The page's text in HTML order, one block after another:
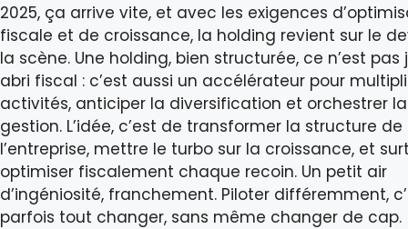
2025, ça arrive vite, et avec les exigences
fiscale et de croissance, la holding revient sur le
la scène. Une holding, bien structurée, ce n’est pas
abri fiscal : c’est aussi un accélérateur pour
activités, anticiper la diversification et orchestrer la
gestion. L’idée, c’est de transformer la structure de
l’entreprise, mettre le turbo sur la croissance, et
optimiser fiscalement chaque recoin. Un petit air
d’ingéniosité, franchement. Piloter différemment,
parfois tout changer, sans même changer de cap.